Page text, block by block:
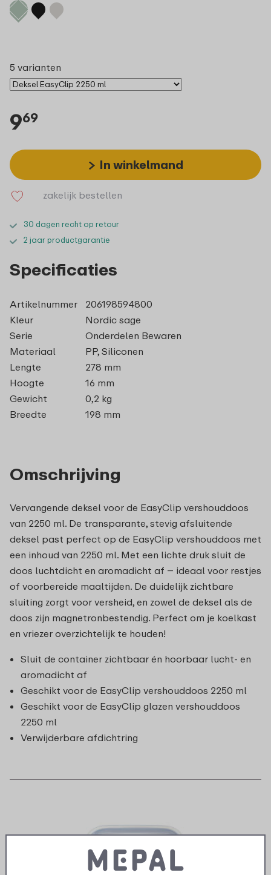
5 varianten
969
In winkelmand
zakelijk bestellen
30 dagen recht op retour
2 jaar productgarantie
Omschrijving
Vervangende deksel voor de EasyClip vershouddoos
van 2250 ml. De transparante, stevig afsluitende
deksel past perfect op de EasyClip vershouddoos met
een inhoud van 2250 ml. Met een lichte druk sluit de
doos luchtdicht en aromadicht af – ideaal voor restjes
of voorbereide maaltijden. De duidelijk zichtbare
sluiting zorgt voor versheid, en zowel de deksel als de
doos zijn magnetronbestendig. Perfect om je koelkast
en vriezer overzichtelijk te houden!
Sluit de container zichtbaar én hoorbaar lucht- en
aromadicht af
Geschikt voor de EasyClip vershouddoos 2250 ml
Geschikt voor de EasyClip glazen vershouddoos
2250 ml
Verwijderbare afdichtring
Specificaties
Artikelnummer
206198594800
Kleur
Nordic sage
Serie
Onderdelen Bewaren
Materiaal
PP, Siliconen
Lengte
278 mm
Hoogte
16 mm
Gewicht
0,2 kg
Breedte
198 mm